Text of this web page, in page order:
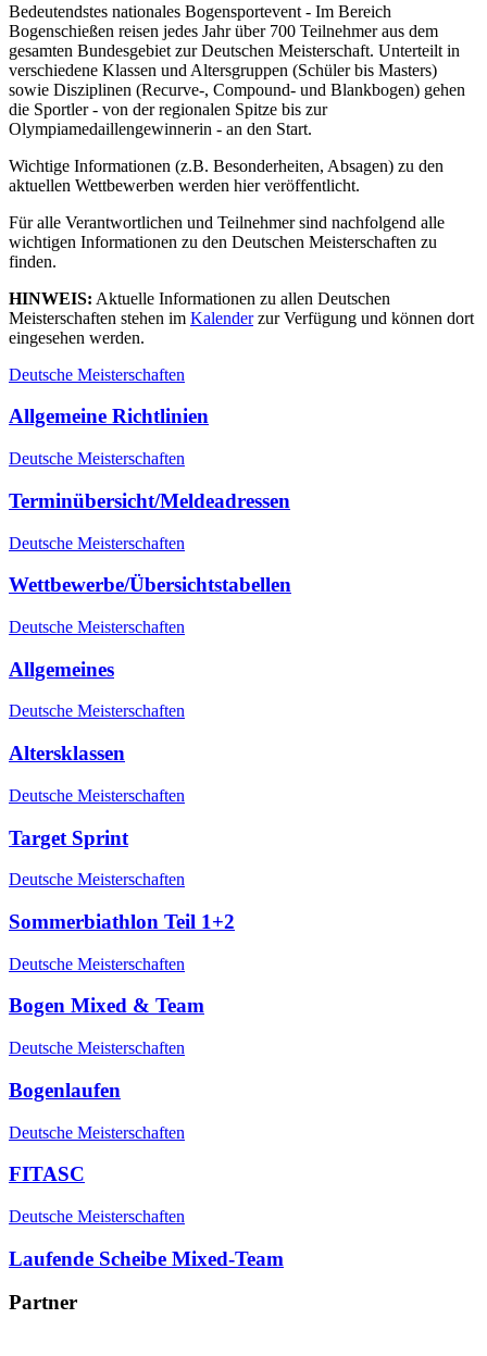
Bedeutendstes nationales Bogensportevent - Im Bereich
Bogenschießen reisen jedes Jahr über 700 Teilnehmer aus dem
gesamten Bundesgebiet zur Deutschen Meisterschaft. Unterteilt in
verschiedene Klassen und Altersgruppen (Schüler bis Masters)
sowie Disziplinen (Recurve-, Compound- und Blankbogen) gehen
die Sportler - von der regionalen Spitze bis zur
Olympiamedaillengewinnerin - an den Start.
Wichtige Informationen (z.B. Besonderheiten, Absagen) zu den
aktuellen Wettbewerben werden hier veröffentlicht.
Für alle Verantwortlichen und Teilnehmer sind nachfolgend alle
wichtigen Informationen zu den Deutschen Meisterschaften zu
finden.
HINWEIS: Aktuelle Informationen zu allen Deutschen
Meisterschaften stehen im Kalenderzur Verfügung und können dort
eingesehen werden.
Deutsche Meisterschaften
Allgemeine Richtlinien
Deutsche Meisterschaften
Terminübersicht/Meldeadressen
Deutsche Meisterschaften
Wettbewerbe/Übersichtstabellen
Deutsche Meisterschaften
Allgemeines
Deutsche Meisterschaften
Altersklassen
Deutsche Meisterschaften
Target Sprint
Deutsche Meisterschaften
Sommerbiathlon Teil 1+2
Deutsche Meisterschaften
Bogen Mixed & Team
Deutsche Meisterschaften
Bogenlaufen
Deutsche Meisterschaften
FITASC
Deutsche Meisterschaften
Laufende Scheibe Mixed-Team
Partner